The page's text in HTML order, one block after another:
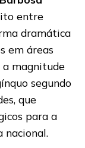
entre
dramática
em áreas
a magnitude
segundo
que
para a
nacional.